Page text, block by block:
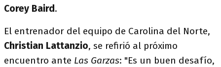
Corey Baird.
El entrenador del equipo de Carolina del Norte,
Christian Lattanzio, se refirió al próximo
encuentro ante Las Garzas: "Es un buen desafío,